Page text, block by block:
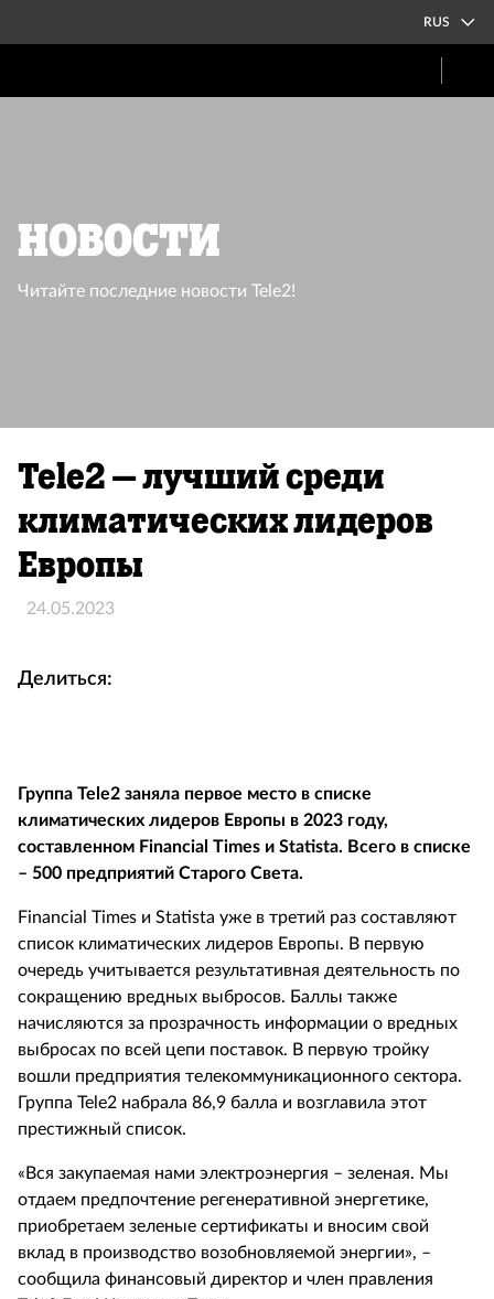
RUS
Новости
Читайте последние новости Tele2!
Tele2 – лучший среди
климатических лидеров
Европы
24.05.2023
Делиться:
Группа Tele2 заняла первое место в списке
климатических лидеров Европы в 2023 году,
составленном Financial Times и Statista. Всего в списке
– 500 предприятий Старого Света.
Financial Times и Statista уже в третий раз составляют
список климатических лидеров Европы. В первую
очередь учитывается результативная деятельность по
сокращению вредных выбросов. Баллы также
начисляются за прозрачность информации о вредных
выбросах по всей цепи поставок. В первую тройку
вошли предприятия телекоммуникационного сектора.
Группа Tele2 набрала 86,9 балла и возглавила этот
престижный список.
«Вся закупаемая нами электроэнергия – зеленая. Мы
отдаем предпочтение регенеративной энергетике,
приобретаем зеленые сертификаты и вносим свой
вклад в производство возобновляемой энергии», –
сообщила финансовый директор и член правления